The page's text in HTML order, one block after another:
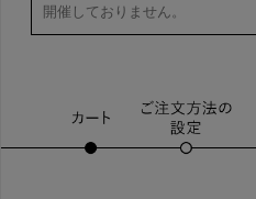
開催しておりません。